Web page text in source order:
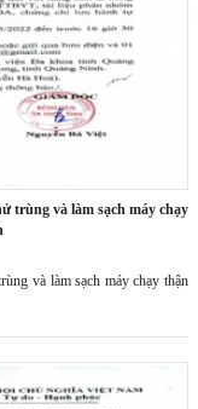
và làm sạch máy chạy thận